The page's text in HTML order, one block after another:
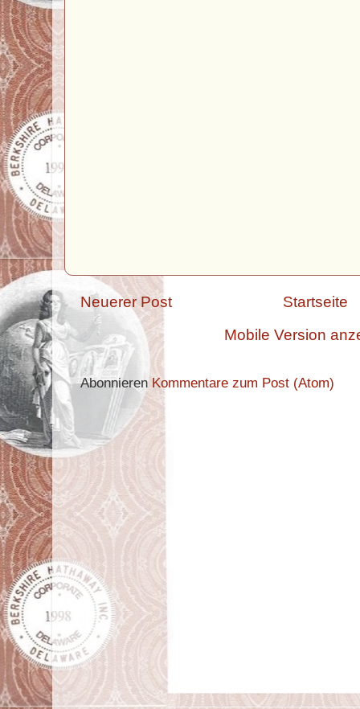
Neuerer Post
Startseite
Mobile Version
Abonnieren Kommentare zum Post (Atom)